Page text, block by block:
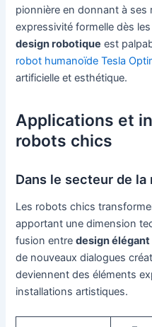
pionnière en donnant à ses
expressivité formelle dès
design robotique est
robot humanoïde Tesla
artificielle et esthétique.
Applications et
robots chics
Dans le secteur de la
Les robots chics
apportant une dimension
fusion entredesign
de nouveaux dialogues
deviennent des éléments
installations artistiques.